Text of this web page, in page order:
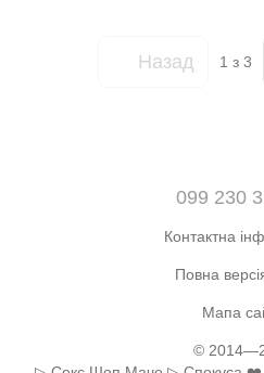
Назад 1 з 3
099 230
Контактна
Повна
Мапа
©